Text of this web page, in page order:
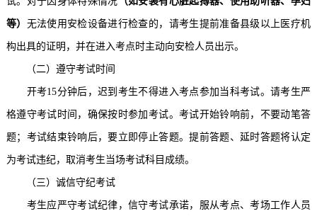
等） 无法使用安检设备进行检查的，请考生提前准备县级以上医疗机
构出具的证明，并在进入考点时主动向安检人员出示。
（二）遵守考试时间
开考15分钟后，迟到考生不得进入考点参加当科考试。请考生严
格遵守考试时间，确保按时参加考试。考试开始铃响前，不要动笔答
题；考试结束铃响后，要立即停止答题。提前答题、延时答题将认定
为考试违纪，取消考生当场考试科目成绩。
（三）诚信守纪考试
考生应严守考试纪律，信守考试承诺，服从考点、考场工作人员